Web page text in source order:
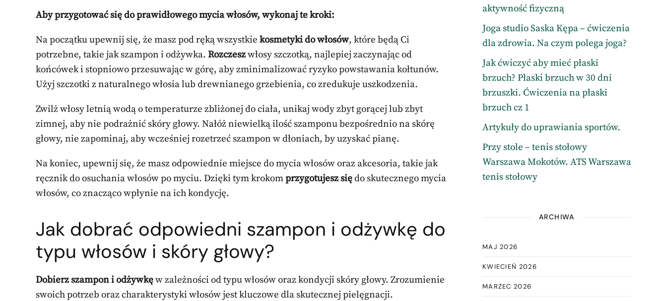
Aby przygotować się do prawidłowego mycia włosów, wykonaj te kroki:
Na początku upewnij się, że masz pod ręką wszystkie kosmetyki do włosów, które będą Ci
potrzebne, takie jak szampon i odżywka. Rozczeszwłosy szczotką, najlepiej zaczynając od
końcówek i stopniowo przesuwając w górę, aby zminimalizować ryzyko powstawania kołtunów.
Użyj szczotki z naturalnego włosia lub drewnianego grzebienia, co zredukuje uszkodzenia.
Zwilż włosy letnią wodą o temperaturze zbliżonej do ciała, unikaj wody zbyt gorącej lub zbyt
zimnej, aby nie podrażnić skóry głowy. Nałóż niewielką ilość szamponu bezpośrednio na skórę
głowy, nie zapominaj, aby wcześniej rozetrzeć szampon w dłoniach, by uzyskać pianę.
Na koniec, upewnij się, że masz odpowiednie miejsce do mycia włosów oraz akcesoria, takie jak
ręcznik do osuchania włosów po myciu. Dzięki tym krokomprzygotujesz siędo skutecznego mycia
włosów, co znacząco wpłynie na ich kondycję.
Jak dobrać odpowiedni szampon i odżywkę do
typu włosów i skóry głowy?
Dobierz szampon i odżywkęw zależności od typu włosów oraz kondycji skóry głowy. Zrozumienie
swoich potrzeb oraz charakterystyki włosów jest kluczowe dla skutecznej pielęgnacji.
aktywność fizyczną
Joga studio Saska Kępa – ćwiczenia
dla zdrowia. Na czym polega joga?
Jak ćwiczyć aby mieć płaski
brzuch? Płaski brzuch w 30 dni
brzuszki. Ćwiczenia na płaski
brzuch cz 1
Artykuły do uprawiania sportów.
Przy stole – tenis stołowy
Warszawa Mokotów. ATS Warszawa
tenis stołowy
ARCHIWA
MAJ 2026
KWIECIEŃ 2026
MARZEC 2026